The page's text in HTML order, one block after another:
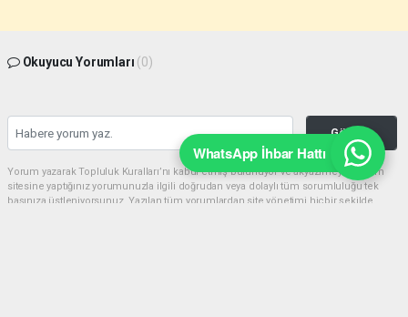
Okuyucu Yorumları (0)
Gönder
Yorum yazarak Topluluk Kuralları’nı kabul etmiş bulunuyor ve akyazimeydan.com
sitesine yaptığınız yorumunuzla ilgili doğrudan veya dolaylı tüm sorumluluğu tek
başınıza üstleniyorsunuz. Yazılan tüm yorumlardan site yönetimi hiçbir şekilde
WhatsApp İhbar Hattı